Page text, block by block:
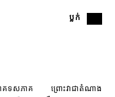
ប្លក់
ាគទសភាគ ព្រោះវាជាតំណាង